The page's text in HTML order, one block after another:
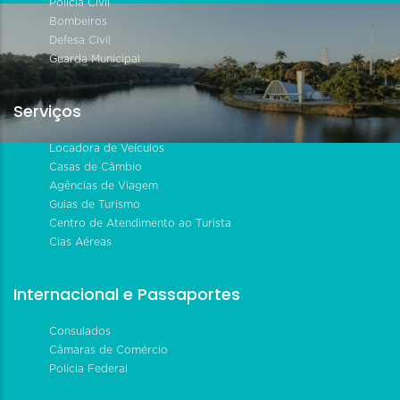
Polícia Civil
Bombeiros
Defesa Civil
Guarda Municipal
Serviços
Locadora de Veículos
Casas de Câmbio
Agências de Viagem
Guias de Turismo
Centro de Atendimento ao Turista
Cias Aéreas
Internacional e Passaportes
Consulados
Câmaras de Comércio
Polícia Federal